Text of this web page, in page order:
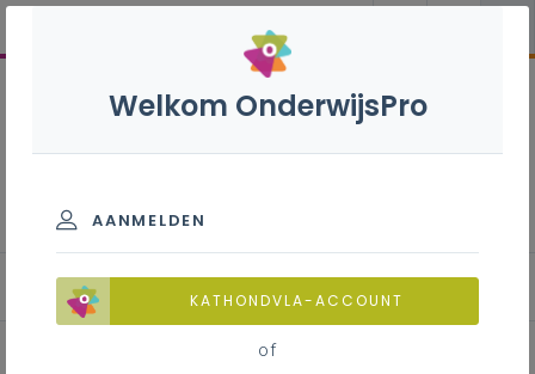
Blog
Welkom OnderwijsPro
AANMELDEN
KATHONDVLA-ACCOUNT
of